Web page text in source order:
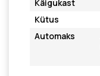
Käigukast
Kütus
Automaks